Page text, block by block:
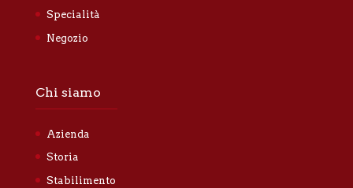
Specialità
Negozio
Chi siamo
Azienda
Storia
Stabilimento